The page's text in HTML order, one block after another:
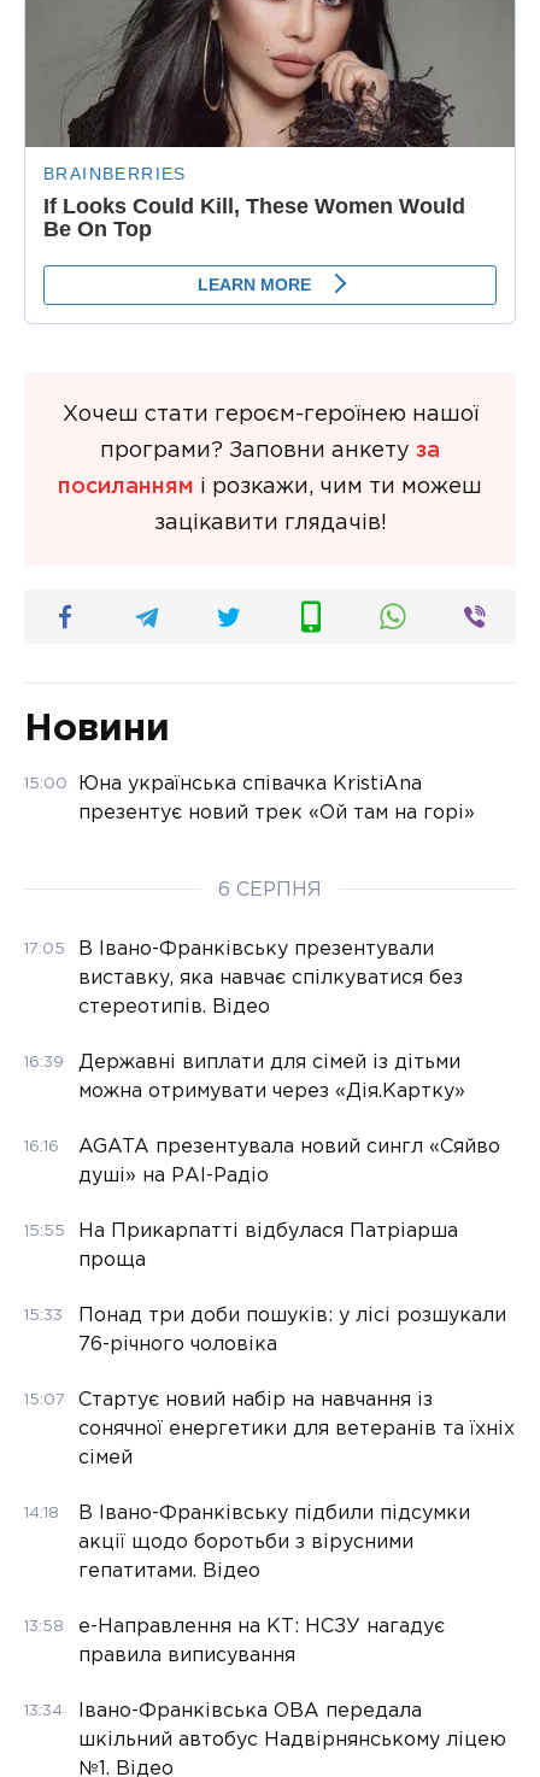
Хочеш стати героєм-героїнею нашої
програми? Заповни анкету за
посиланням і розкажи, чим ти можеш
зацікавити глядачів!
Новини
15:00
Юна українська співачка KristiAna
презентує новий трек «Ой там на горі»
6 СЕРПНЯ
17:05
В Івано-Франківську презентували
виставку, яка навчає спілкуватися без
стереотипів. Відео
16:39
Державні виплати для сімей із дітьми
можна отримувати через «Дія.Картку»
16:16
AGATA презентувала новий сингл «Сяйво
душі» на РАІ-Радіо
15:55
На Прикарпатті відбулася Патріарша
проща
15:33
Понад три доби пошуків: у лісі розшукали
76-річного чоловіка
15:07
Стартує новий набір на навчання із
сонячної енергетики для ветеранів та їхніх
сімей
14:18
В Івано-Франківську підбили підсумки
акції щодо боротьби з вірусними
гепатитами. Відео
13:58
е-Направлення на КТ: НСЗУ нагадує
правила виписування
13:34
Івано-Франківська ОВА передала
шкільний автобус Надвірнянському ліцею
№1. Відео